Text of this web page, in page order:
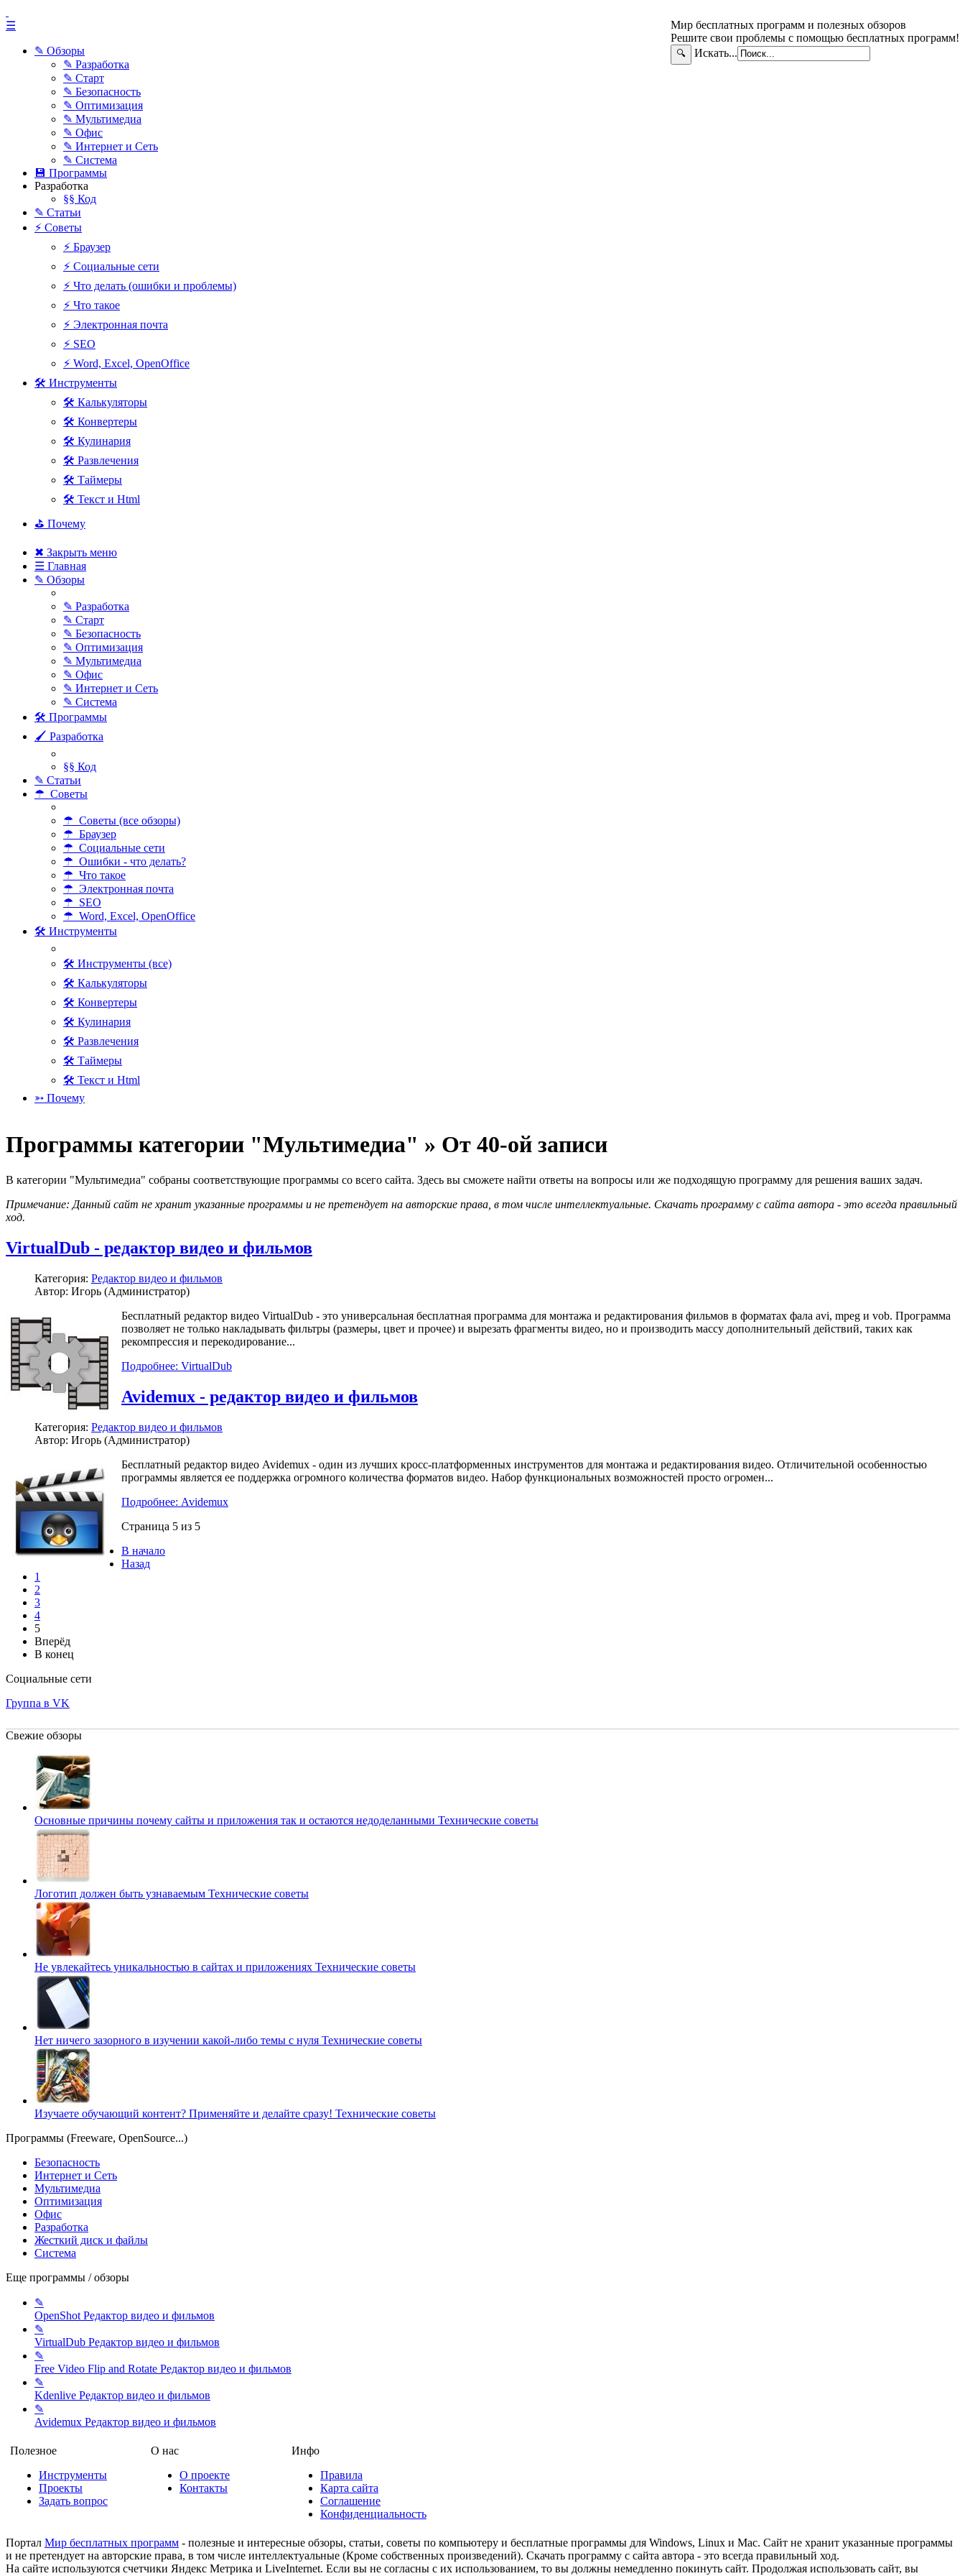
Мир бесплатных программ и полезных обзоров
Решите свои проблемы с помощью бесплатных программ!
🔍 Искать...
☰
✎ Обзоры
✎ Разработка
✎ Старт
✎ Безопасность
✎ Оптимизация
✎ Мультимедиа
✎ Офис
✎ Интернет и Сеть
✎ Система
💾 Программы
Разработка
§§ Код
✎ Статьи
⚡ Советы
⚡ Браузер
⚡ Социальные сети
⚡ Что делать (ошибки и проблемы)
⚡ Что такое
⚡ Электронная почта
⚡ SEO
⚡ Word, Excel, OpenOffice
🛠 Инструменты
🛠 Калькуляторы
🛠 Конвертеры
🛠 Кулинария
🛠 Развлечения
🛠 Таймеры
🛠 Текст и Html
⛳ Почему
✖ Закрыть меню
☰ Главная
✎ Обзоры
✎ Разработка
✎ Старт
✎ Безопасность
✎ Оптимизация
✎ Мультимедиа
✎ Офис
✎ Интернет и Сеть
✎ Система
🛠 Программы
🖌 Разработка
§§ Код
✎ Статьи
☂ Советы
☂ Советы (все обзоры)
☂ Браузер
☂ Социальные сети
☂ Ошибки - что делать?
☂ Что такое
☂ Электронная почта
☂ SEO
☂ Word, Excel, OpenOffice
🛠 Инструменты
🛠 Инструменты (все)
🛠 Калькуляторы
🛠 Конвертеры
🛠 Кулинария
🛠 Развлечения
🛠 Таймеры
🛠 Текст и Html
➳ Почему
Программы категории "Мультимедиа" » От 40-ой записи
В категории "Мультимедиа" собраны соответствующие программы со всего сайта. Здесь вы сможете найти ответы на вопросы или же подходящую программу для решения ваших задач.
Примечание: Данный сайт не хранит указанные программы и не претендует на авторские права, в том числе интеллектуальные. Скачать программу с сайта автора - это всегда правильный
ход.
VirtualDub - редактор видео и фильмов
Категория: Редактор видео и фильмов
Автор: Игорь (Администратор)
Бесплатный редактор видео VirtualDub - это универсальная бесплатная программа для монтажа и редактирования фильмов в форматах фала avi, mpeg и vob. Программа
позволяет не только накладывать фильтры (размеры, цвет и прочее) и вырезать фрагменты видео, но и производить массу дополнительный действий, таких как
рекомпрессия и перекодирование...
Подробнее: VirtualDub
Avidemux - редактор видео и фильмов
Категория: Редактор видео и фильмов
Автор: Игорь (Администратор)
Бесплатный редактор видео Avidemux - один из лучших кросс-платформенных инструментов для монтажа и редактирования видео. Отличительной особенностью
программы является ее поддержка огромного количества форматов видео. Набор функциональных возможностей просто огромен...
Подробнее: Avidemux
Страница 5 из 5
В начало
Назад
1
2
3
4
5
Вперёд
В конец
Социальные сети
Группа в VK
Свежие обзоры
Основные причины почему сайты и приложения так и остаются недоделанными Технические советы
Логотип должен быть узнаваемым Технические советы
Не увлекайтесь уникальностью в сайтах и приложениях Технические советы
Нет ничего зазорного в изучении какой-либо темы с нуля Технические советы
Изучаете обучающий контент? Применяйте и делайте сразу! Технические советы
Программы (Freeware, OpenSource...)
Безопасность
Интернет и Сеть
Мультимедиа
Оптимизация
Офис
Разработка
Жесткий диск и файлы
Система
Еще программы / обзоры
✎
OpenShot Редактор видео и фильмов
✎
VirtualDub Редактор видео и фильмов
✎
Free Video Flip and Rotate Редактор видео и фильмов
✎
Kdenlive Редактор видео и фильмов
✎
Avidemux Редактор видео и фильмов
Полезное
Инструменты
Проекты
Задать вопрос
О нас
О проекте
Контакты
Инфо
Правила
Карта сайта
Соглашение
Конфиденциальность
Портал Мир бесплатных программ - полезные и интересные обзоры, статьи, советы по компьютеру и бесплатные программы для Windows, Linux и Mac. Сайт не хранит указанные программы
и не претендует на авторские права, в том числе интеллектуальные (Кроме собственных произведений). Скачать программу с сайта автора - это всегда правильный ход.
На сайте используются счетчики Яндекс Метрика и LiveInternet. Если вы не согласны с их использованием, то вы должны немедленно покинуть сайт. Продолжая использовать сайт, вы